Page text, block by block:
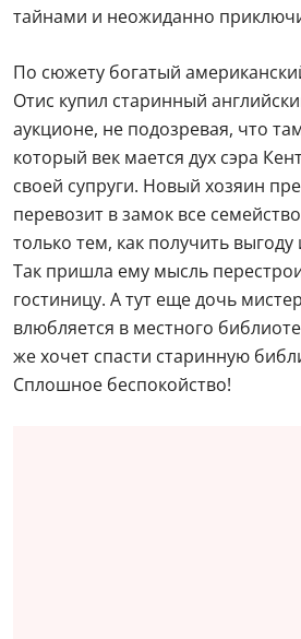
тайнами и неожиданно
По сюжету богатый
Отис купил старинный
аукционе, не подозревая, что
который век мается дух сэра
своей супруги. Новый хозяин
перевозит в замок все
только тем, как получить выгоду
Так пришла ему мысль
гостиницу. А тут еще дочь
влюбляется в местного
же хочет спасти старинную
Сплошное беспокойство!